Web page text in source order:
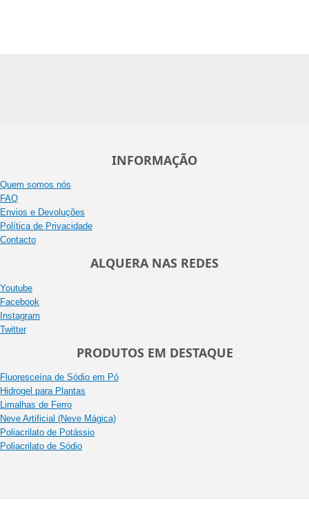
INFORMAÇÃO
Quem somos nós
FAQ
Envios e Devoluções
Política de Privacidade
Contacto
ALQUERA NAS REDES
Youtube
Facebook
Instagram
Twitter
PRODUTOS EM DESTAQUE
Fluoresceína de Sódio em Pó
Hidrogel para Plantas
Limalhas de Ferro
Neve Artificial (Neve Mágica)
Poliacrilato de Potássio
Poliacrilato de Sódio